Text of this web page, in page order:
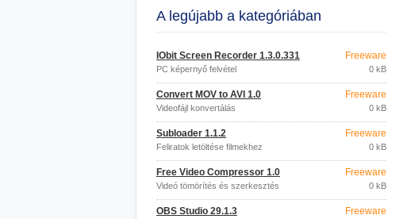
A legújabb a kategóriában
IObit Screen Recorder 1.3.0.331
PC képernyő felvétel
Freeware
0 kB
Convert MOV to AVI 1.0
Videofájl konvertálás
Freeware
0 kB
Subloader 1.1.2
Feliratok letöltése filmekhez
Freeware
0 kB
Free Video Compressor 1.0
Videó tömörítés és szerkesztés
Freeware
0 kB
OBS Studio 29.1.3 Freeware